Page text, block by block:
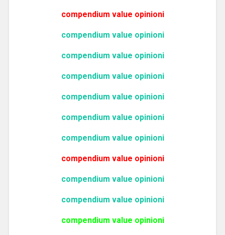
compendium value opinioni
compendium value opinioni
compendium value opinioni
compendium value opinioni
compendium value opinioni
compendium value opinioni
compendium value opinioni
compendium value opinioni
compendium value opinioni
compendium value opinioni
compendium value opinioni